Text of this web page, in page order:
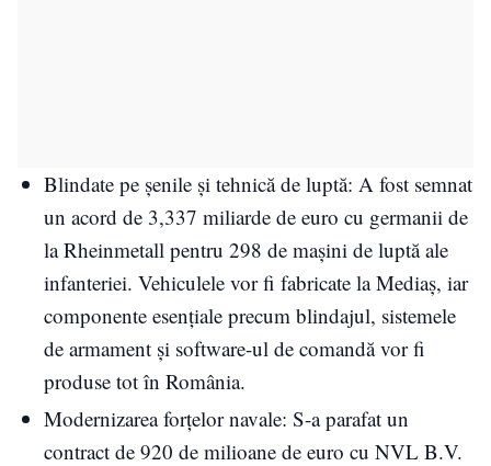
Blindate pe șenile și tehnică de luptă: A fost semnat
un acord de 3,337 miliarde de euro cu germanii de
la Rheinmetall pentru 298 de mașini de luptă ale
infanteriei. Vehiculele vor fi fabricate la Mediaș, iar
componente esențiale precum blindajul, sistemele
de armament și software-ul de comandă vor fi
produse tot în România.
Modernizarea forțelor navale: S-a parafat un
contract de 920 de milioane de euro cu NVL B.V.